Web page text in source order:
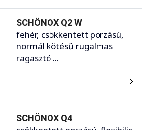
SCHÖNOX Q2 W
fehér, csökkentett porzású,
normál kötésű rugalmas
ragasztó ...
SCHÖNOX Q4